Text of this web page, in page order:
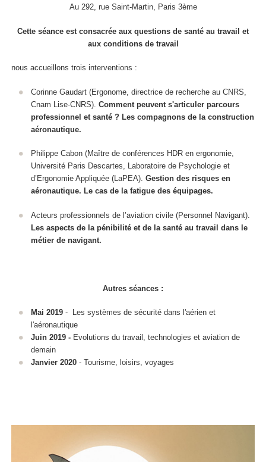
Au 292, rue Saint-Martin, Paris 3ème
Cette séance est consacrée aux questions de santé au travail et
aux conditions de travail
nous accueillons trois interventions :
Corinne Gaudart (Ergonome, directrice de recherche au CNRS,
Cnam Lise-CNRS). Comment peuvent s'articuler parcours
professionnel et santé ? Les compagnons de la construction
aéronautique.
Philippe Cabon (Maître de conférences HDR en ergonomie,
Université Paris Descartes, Laboratoire de Psychologie et
d’Ergonomie Appliquée (LaPEA). Gestion des risques en
aéronautique. Le cas de la fatigue des équipages.
Acteurs professionnels de l’aviation civile (Personnel Navigant).
Les aspects de la pénibilité et de la santé au travail dans le
métier de navigant.
Autres séances :
Mai 2019- Les systèmes de sécurité dans l'aérien et
l'aéronautique
Juin 2019 - Evolutions du travail, technologies et aviation de
demain
Janvier 2020 - Tourisme, loisirs, voyages